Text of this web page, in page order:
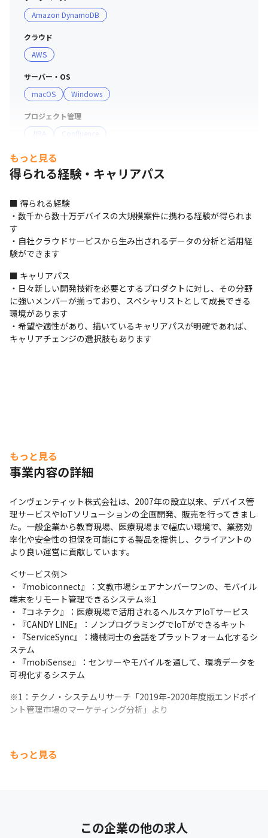
Amazon DynamoDB
クラウド
AWS
サーバー・OS
macOS
Windows
プロジェクト管理
JIRA
Confluence
もっと見る
得られる経験・キャリアパス
■ 得られる経験
・数千から数十万デバイスの大規模案件に携わる経験が得られま
す
・自社クラウドサービスから生み出されるデータの分析と活用経
験ができます
■ キャリアパス
・日々新しい開発技術を必要とするプロダクトに対し、その分野
に強いメンバーが揃っており、スペシャリストとして成長できる
環境があります
・希望や適性があり、描いているキャリアパスが明確であれば、
キャリアチェンジの選択肢もあります
もっと見る
事業内容の詳細
インヴェンティット株式会社は、2007年の設立以来、デバイス管
理サービスやIoTソリューションの企画開発、販売を行ってきまし
た。一般企業から教育現場、医療現場まで幅広い環境で、業務効
率化や安全性の担保を可能にする製品を提供し、クライアントの
より良い運営に貢献しています。
＜サービス例＞
・『mobiconnect』：文教市場シェアナンバーワンの、モバイル
端末をリモート管理できるシステム※1
・『コネテク』：医療現場で活用されるヘルスケアIoTサービス
・『CANDY LINE』：ノンプログラミングでIoTができるキット
・『ServiceSync』：機械同士の会話をプラットフォーム化するシ
ステム
・『mobiSense』：センサーやモバイルを通して、環境データを
可視化するシステム
※1：テクノ・システムリサーチ「2019年-2020年度版エンドポイ
ント管理市場のマーケティング分析」より
もっと見る
この企業の他の求人